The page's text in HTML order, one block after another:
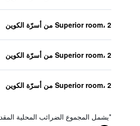
Superior room، 2 من أسرّة الكوين
Superior room، 2 من أسرّة الكوين
Superior room، 2 من أسرّة الكوين
*يشمل المجموع الضرائب المحلية